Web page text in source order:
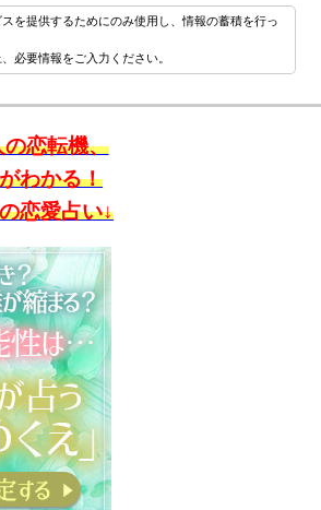
を提供するためにのみ使用し、情報の蓄積を行っ
必要情報をご入力ください。
恋転機、
わかる！
恋愛占い↓